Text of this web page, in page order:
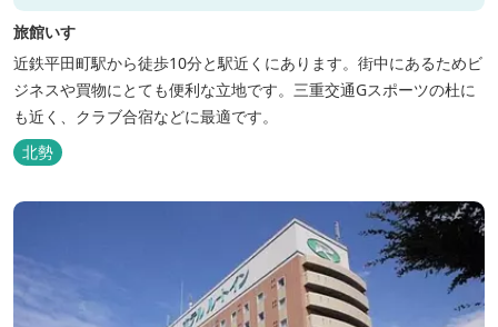
旅館いすゞ
近鉄平田町駅から徒歩10分と駅近くにあります。街中にあるためビ
ジネスや買物にとても便利な立地です。三重交通Gスポーツの杜に
も近く、クラブ合宿などに最適です。
北勢